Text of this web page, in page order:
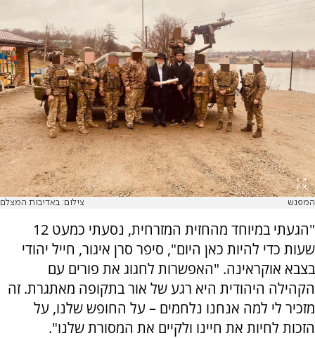
המפגש צילום: באדיבות המצלם
"הגעתי במיוחד מהחזית המזרחית, נסעתי כמעט 12
שעות כדי להיות כאן היום", סיפר סרן איגור, חייל יהודי
בצבא אוקראינה. "האפשרות לחגוג את פורים עם
הקהילה היהודית היא רגע של אור בתקופה מאתגרת. זה
מזכיר לי למה אנחנו נלחמים – על החופש שלנו, על
הזכות לחיות את חיינו ולקיים את המסורת שלנו".